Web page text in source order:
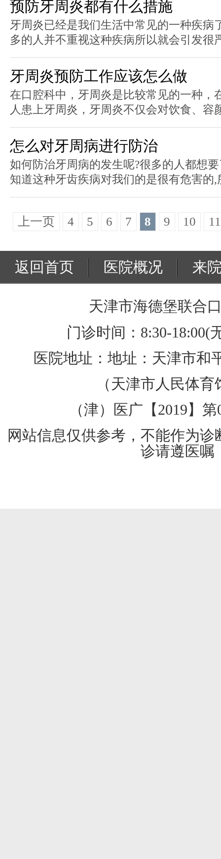
预防牙周炎都有什么措施
牙周炎已经是我们生活中常见的一种疾病
多的人并不重视这种疾病所以就会引发很
牙周炎预防工作应该怎么做
在口腔科中，牙周炎是比较常见的一种，
人患上牙周炎，牙周炎不仅会对饮食、容
怎么对牙周病进行防治
如何防治牙周病的发生呢?很多的人都想
知道这种牙齿疾病对我们的是很有危害的,
上一页 4 5 6 7 8 9 10 11
返回首页 医院概况 来
天津市海德堡联合
门诊时间：8:30-18:00(
医院地址：地址：天津市和
（天津市人民体育
（津）医广【2019】
网站信息仅供参考，不能作为
诊请遵医嘱